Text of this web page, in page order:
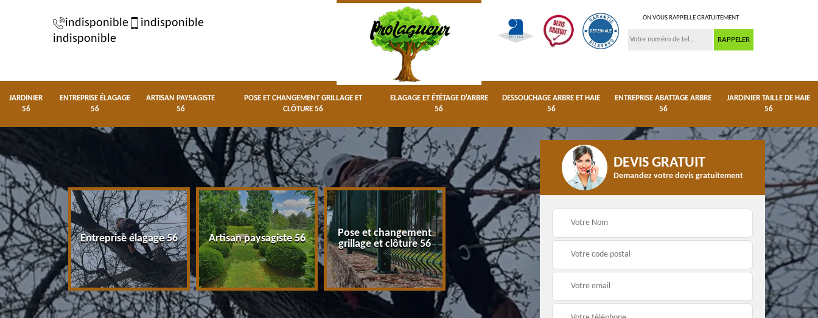
indisponible
indisponible
indisponible
ON VOUS RAPPELLE GRATUITEMENT
JARDINIER
56
ENTREPRISE ÉLAGAGE
56
ARTISAN PAYSAGISTE
56
POSE ET CHANGEMENT GRILLAGE ET
CLÔTURE 56
ELAGAGE ET ÉTÊTAGE D'ARBRE
56
DESSOUCHAGE ARBRE ET HAIE
56
ENTREPRISE ABATTAGE ARBRE
56
JARDINIER TAILLE DE HAIE
56
56 Entreprise élagage 56 Artisan paysagiste 56
Pose et changement
grillage et clôture 56
Elagage et étêtage
d'arbre 56
haie 56
Entreprise abattage
arbre 56
DEVIS GRATUIT
Demandez votre devis gratuitement